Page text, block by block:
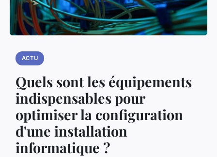
ACTU
Quels sont les équipements
indispensables pour
optimiser la configuration
d'une installation
informatique ?